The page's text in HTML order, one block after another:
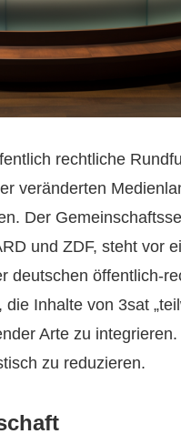
rechtliche
veränderten
Der
und ZDF, steht vor
deutschen öffentlich-
Inhalte von 3sat
Arte zu
zu reduzieren.